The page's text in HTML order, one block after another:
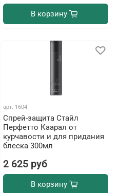
В корзину
арт. 1604
Спрей-защита Стайл
Перфетто Каарал от
курчавости и для придания
блеска 300мл
2 625 руб
В корзину